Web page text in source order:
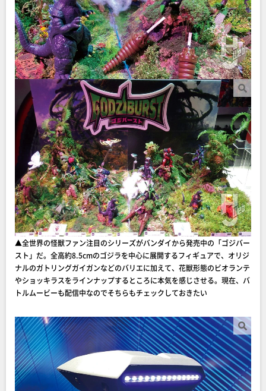
▲全世界の怪獣ファン注目のシリーズがバンダイから発売中の「ゴジバー
スト」だ。全高約8.5cmのゴジラを中心に展開するフィギュアで、オリジ
ナルのガトリングガイガンなどのバリエに加えて、花獣形態のビオランテ
やショッキラスをラインナップするところに本気を感じさせる。現在、バ
トルムービーも配信中なのでそちらもチェックしておきたい